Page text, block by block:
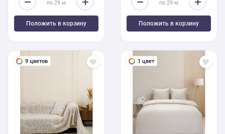
Положить в корзину Положить в корзину
9 цветов 1 цвет